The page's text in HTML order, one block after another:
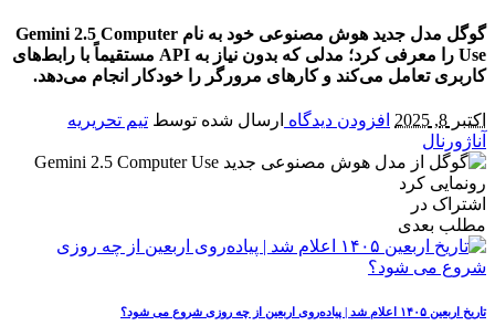
گوگل مدل جدید هوش مصنوعی خود به نام Gemini 2.5 Computer
Use را معرفی کرد؛ مدلی که بدون نیاز به API مستقیماً با رابط‌های
کاربری تعامل می‌کند و کارهای مرورگر را خودکار انجام می‌دهد.
اکتبر 8, 2025 افزودن دیدگاه ارسال شده توسط تیم تحریریه
آناژورنال
اشتراک در
مطلب بعدی
تاریخ اربعین ۱۴۰۵ اعلام شد | پیاده‌روی اربعین از چه روزی شروع می‌ شود؟